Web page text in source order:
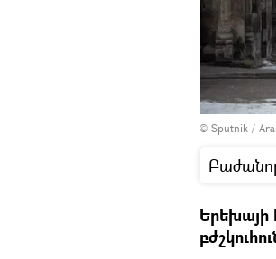
© Sputnik /
Երեխայի